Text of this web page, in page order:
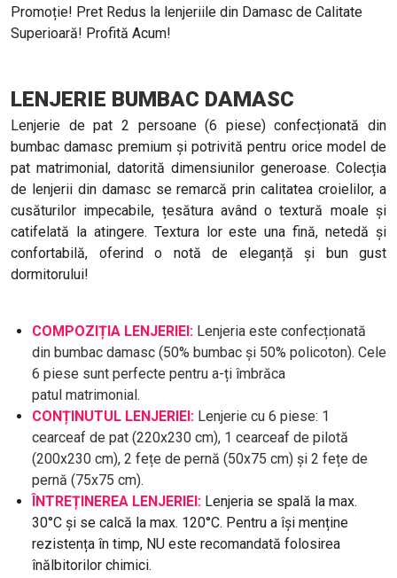
Promoție! Pret Redus la lenjeriile din Damasc de Calitate
Superioară! Profită Acum!
LENJERIE BUMBAC DAMASC
Lenjerie de pat 2 persoane (6 piese) confecționată din
bumbac damasc premium și potrivită pentru orice model de
pat matrimonial, datorită dimensiunilor generoase. Colecția
de lenjerii din damasc se remarcă prin calitatea croielilor, a
cusăturilor impecabile, țesătura având o textură moale și
catifelată la atingere. Textura lor este una fină, netedă și
confortabilă, oferind o notă de eleganță și bun gust
dormitorului!
COMPOZIȚIA LENJERIEI: Lenjeria este confecționată
din bumbac damasc (50% bumbac și 50% policoton). Cele
6 piese sunt perfecte pentru a-ți îmbrăca
patul matrimonial.
CONȚINUTUL LENJERIEI: Lenjerie cu 6 piese: 1
cearceaf de pat (220x230 cm), 1 cearceaf de pilotă
(200x230 cm), 2 fețe de pernă (50x75 cm) și 2 fețe de
pernă (75x75 cm).
ÎNTREȚINEREA LENJERIEI: Lenjeria se spală la max.
30°C și se calcă la max. 120°C. Pentru a își menține
rezistența în timp, NU este recomandată folosirea
înălbitorilor chimici.